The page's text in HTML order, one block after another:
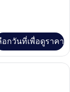
อกวันที่เพื่อดูราคา